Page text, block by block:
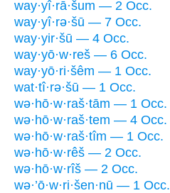
way·yî·rā·šum — 2 Occ.
way·yî·rə·šū — 7 Occ.
way·yir·šū — 4 Occ.
way·yō·w·reš — 6 Occ.
way·yō·ri·šêm — 1 Occ.
wat·tî·rə·šū — 1 Occ.
wə·hō·w·raš·tām — 1 Occ.
wə·hō·w·raš·tem — 4 Occ.
wə·hō·w·raš·tîm — 1 Occ.
wə·hō·w·rêš — 2 Occ.
wə·hō·w·rîš — 2 Occ.
wə·’ō·w·ri·šen·nū — 1 Occ.